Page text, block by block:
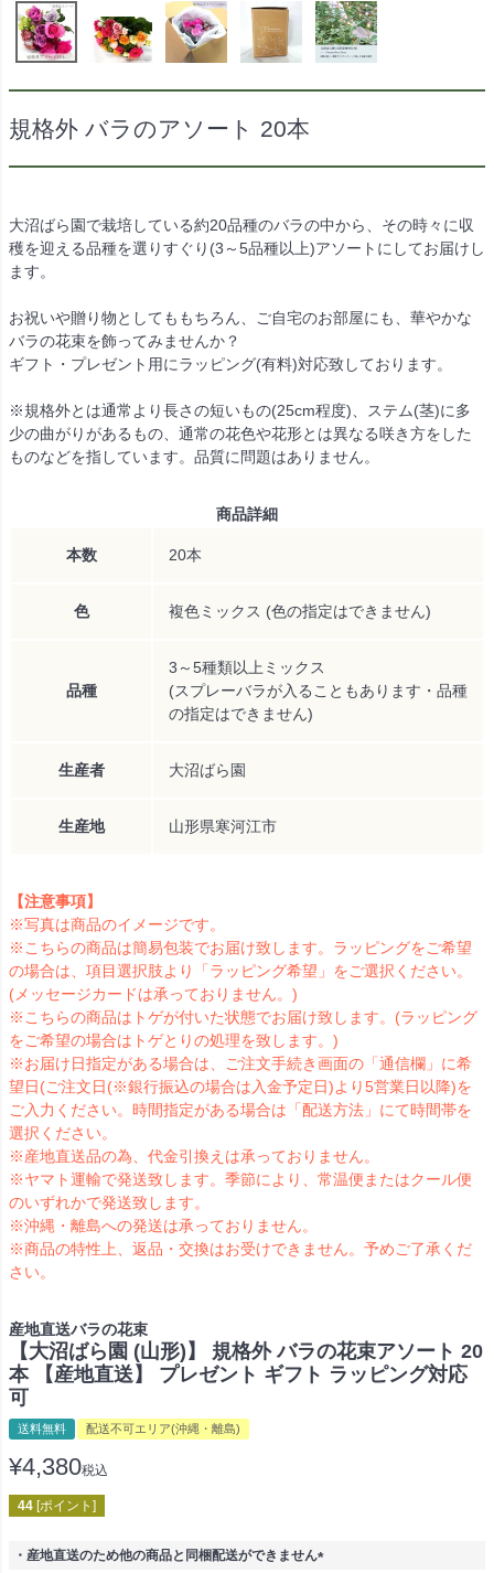
規格外 バラのアソート 20本
大沼ばら園で栽培している約20品種のバラの中から、その時々に収
穫を迎える品種を選りすぐり(3～5品種以上)アソートにしてお届けし
ます。
お祝いや贈り物としてももちろん、ご自宅のお部屋にも、華やかな
バラの花束を飾ってみませんか？
ギフト・プレゼント用にラッピング(有料)対応致しております。
※規格外とは通常より長さの短いもの(25cm程度)、ステム(茎)に多
少の曲がりがあるもの、通常の花色や花形とは異なる咲き方をした
ものなどを指しています。品質に問題はありません。
商品詳細
本数 20本
色 複色ミックス (色の指定はできません)
品種
3～5種類以上ミックス
(スプレーバラが入ることもあります・品種
の指定はできません)
生産者 大沼ばら園
生産地 山形県寒河江市
【注意事項】
※写真は商品のイメージです。
※こちらの商品は簡易包装でお届け致します。ラッピングをご希望
の場合は、項目選択肢より「ラッピング希望」をご選択ください。
(メッセージカードは承っておりません。)
※こちらの商品はトゲが付いた状態でお届け致します。(ラッピング
をご希望の場合はトゲとりの処理を致します。)
※お届け日指定がある場合は、ご注文手続き画面の「通信欄」に希
望日(ご注文日(※銀行振込の場合は入金予定日)より5営業日以降)を
ご入力ください。時間指定がある場合は「配送方法」にて時間帯を
選択ください。
※産地直送品の為、代金引換えは承っておりません。
※ヤマト運輸で発送致します。季節により、常温便またはクール便
のいずれかで発送致します。
※沖縄・離島への発送は承っておりません。
※商品の特性上、返品・交換はお受けできません。予めご了承くだ
さい。
産地直送バラの花束
【大沼ばら園 (山形)】 規格外 バラの花束アソート 20
本 【産地直送】 プレゼント ギフト ラッピング対応
可
送料無料 配送不可エリア(沖縄・離島)
¥4,380税込
44 [ポイント]
・産地直送のため他の商品と同梱配送ができません